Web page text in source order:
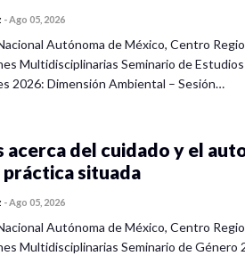
-Ago 05, 2026
Autónoma de México, Centro
Multidisciplinarias Seminario de
2026: Dimensión Ambiental – Sesión…
acerca del cuidado y el
práctica situada
-Ago 05, 2026
Autónoma de México, Centro
Multidisciplinarias Seminario de Género